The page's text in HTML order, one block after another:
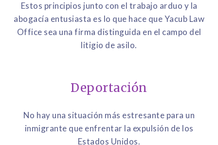
Estos principios junto con el trabajo arduo y la
abogacía entusiasta es lo que hace que Yacub Law
Office sea una firma distinguida en el campo del
litigio de asilo.
Deportación
No hay una situación más estresante para un
inmigrante que enfrentar la expulsión de los
Estados Unidos.